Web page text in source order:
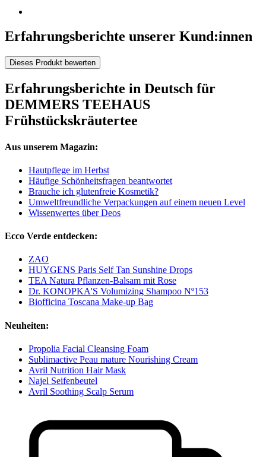
Erfahrungsberichte unserer Kund:innen
Dieses Produkt bewerten
Erfahrungsberichte in Deutsch für
DEMMERS TEEHAUS
Frühstückskräutertee
Aus unserem Magazin:
Hautpflege im Herbst
Häufige Schönheitsfragen beantwortet
Brauche ich glutenfreie Kosmetik?
Umweltfreundliche Verpackungen auf einem neuen Level
Wissenwertes über Deos
Ecco Verde entdecken:
ZAO
HUYGENS Paris Self Tan Sunshine Drops
TEA Natura Pflanzen-Balsam mit Rose
Dr. KONOPKA'S Volumizing Shampoo Nº153
Biofficina Toscana Make-up Bag
Neuheiten:
Propolia Facial Cleansing Foam
Sublimactive Peau mature Nourishing Cream
Avril Nutrition Hair Mask
Najel Seifenbeutel
Avril Soothing Scalp Serum